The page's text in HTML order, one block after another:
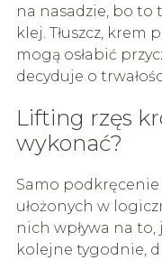
na nasadzie, bo to
klej. Tłuszcz, krem
mogą osłabić
decyduje o
Lifting rzęs
wykonać?
Samo podkręcenie
ułożonych w
nich wpływa na to,
kolejne tygodnie,